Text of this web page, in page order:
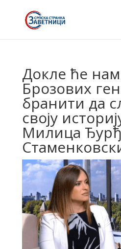
Докле ће
Брозових
бранити да
своју
Милица